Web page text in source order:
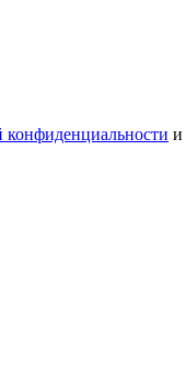
конфиденциальности и